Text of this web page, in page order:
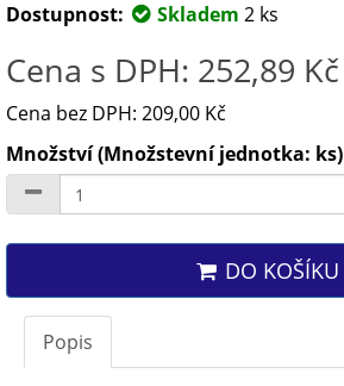
Dostupnost:
Skladem 2 ks
Cena s DPH: 252,89 Kč
Cena bez DPH: 209,00 Kč
Množství (Množstevní jednotka: ks)
DO KOŠÍKU
Popis